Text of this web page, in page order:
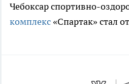
Чебоксар спортивно-
комплекс «Спартак» стал